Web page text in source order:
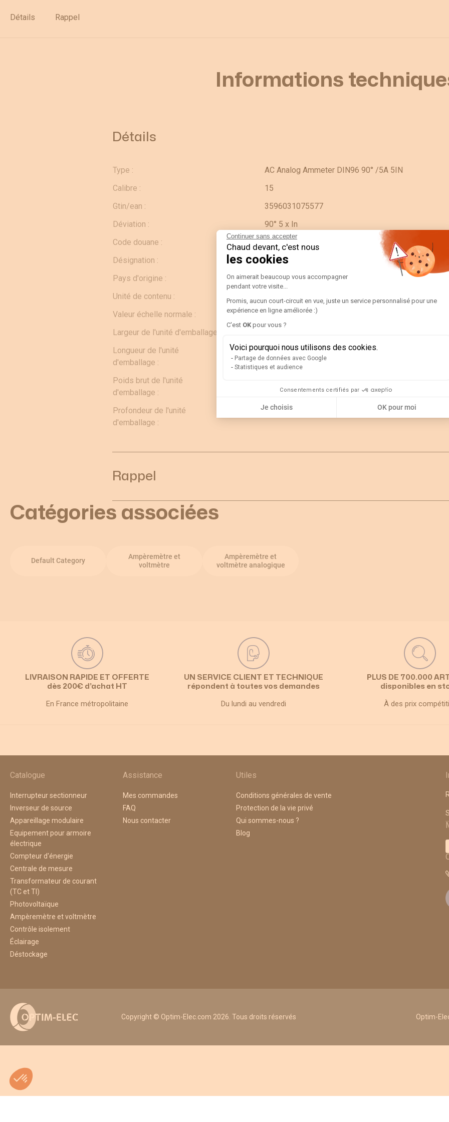
Continuer sans accepter
Chaud devant, c'est nous
les cookies
Plateforme de Gestion du
On aimerait beaucoup vous accompagner
pendant votre visite...
Promis, aucun court-circuit en vue, juste un service personnalisé pour une
expérience en ligne améliorée :)
C'est OK pour vous ?
Voici pourquoi nous utilisons des cookies.
Partage de données avec Google
Statistiques et audience
Consentements certifiés par
Je choisis OK pour moi
Détails Rappel
Informations
Détails
Type :
AC Analog Ammeter DIN96 90° /5A 5IN
Calibre :
15
Gtin/ean :
3596031075577
Déviation :
90° 5 x In
Code douane :
90303370
Désignation :
192B4402-AMP D96A90-A 15/5A-5IN
Pays d'origine :
ES
Unité de contenu :
Valeur échelle normale :
N/A
Largeur de l'unité d'emballage :
Longueur de l'unité
d'emballage :
0.08
Poids brut de l'unité
d'emballage :
Profondeur de l'unité
d'emballage :
0.12
Rappel
Catégories associées
Default Category
Ampèremètre et
voltmètre
Ampèremètre et
voltmètre analogique
LIVRAISON RAPIDE ET OFFERTE
dès 200€ d’achat HT
En France métropolitaine
UN SERVICE CLIENT ET TECHNIQUE
répondent à toutes vos demandes
Du lundi au vendredi
PLUS DE 700.000
disponibles en
À des prix
Catalogue
Interrupteur sectionneur
Inverseur de source
Appareillage modulaire
Equipement pour armoire
électrique
Compteur d'énergie
Centrale de mesure
Transformateur de courant
(TC et TI)
Photovoltaïque
Ampèremètre et voltmètre
Contrôle isolement
Éclairage
Déstockage
Assistance
Mes commandes
FAQ
Nous contacter
Utiles
Conditions générales de vente
Protection de la vie privé
Qui sommes-nous ?
Blog
Copyright © Optim-Elec.com 2026. Tous droits réservés Optim-